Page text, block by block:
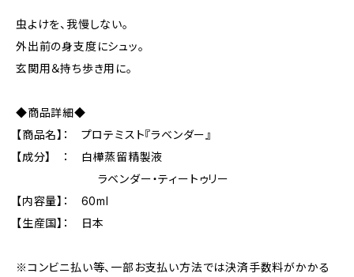
虫よけを、我慢しない。
外出前の身支度にシュッ。
玄関用＆持ち歩き用に。
◆商品詳細◆
【商品名】： プロテミスト『ラベンダー』
【成分】 ： 白樺蒸留精製液
ラベンダー・ティートゥリー
【内容量】： 60ml
【生産国】： 日本
※コンビニ払い等、一部お支払い方法では決済手数料がかかる